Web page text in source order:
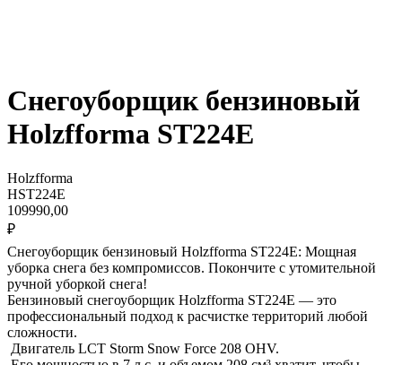
Снегоуборщик бензиновый
Holzfforma ST224E
Holzfforma
HST224E
109990,00
₽
Снегоуборщик бензиновый Holzfforma ST224E: Мощная
уборка снега без компромиссов. Покончите с утомительной
ручной уборкой снега!
Бензиновый снегоуборщик Holzfforma ST224E — это
профессиональный подход к расчистке территорий любой
сложности.
Двигатель LCT Storm Snow Force 208 OHV.